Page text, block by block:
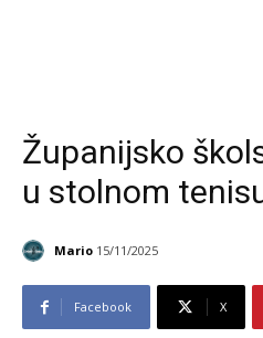
Županijsko
u stolnom
Mario 15/11/2025
Facebook X